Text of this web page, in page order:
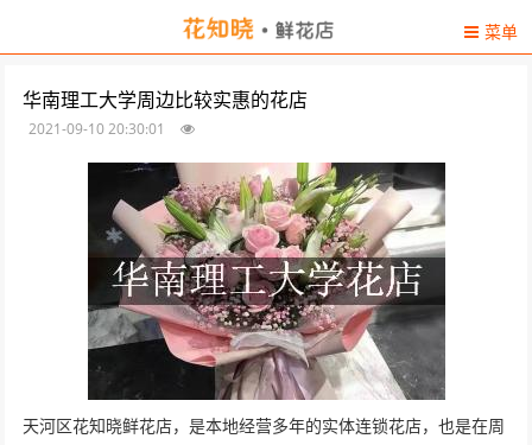
菜单
华南理工大学周边比较实惠的花店
2021-09-10 20:30:01
天河区花知晓鲜花店，是本地经营多年的实体连锁花店，也是在周